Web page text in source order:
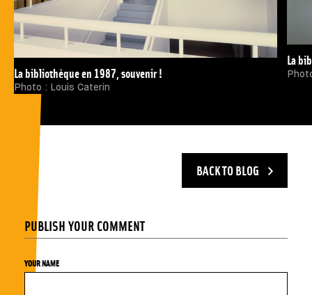
La bibliothèque en 1987, souvenir !
Photo : Louis Caterin
La
BACK TO BLOG
PUBLISH YOUR COMMENT
YOUR NAME